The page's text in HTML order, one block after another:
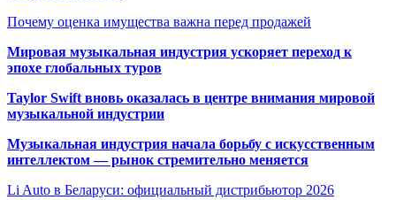
Почему оценка имущества важна перед продажей
Мировая музыкальная индустрия ускоряет переход к
эпохе глобальных туров
Taylor Swift вновь оказалась в центре внимания мировой
музыкальной индустрии
Музыкальная индустрия начала борьбу с искусственным
интеллектом — рынок стремительно меняется
Li Auto в Беларуси: официальный дистрибьютор 2026